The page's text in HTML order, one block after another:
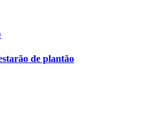
de plantão